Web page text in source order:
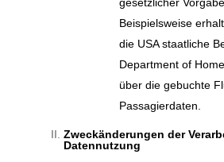
Beispielsweise
die USA staatliche
Department of
über die gebuchte
Passagierdaten.
Zweckänderungen der
Datennutzung